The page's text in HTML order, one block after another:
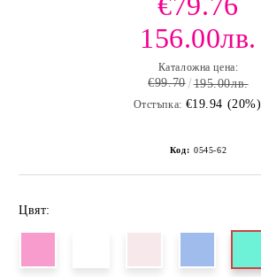
156.00лв.
Каталожна цена:
€99.70 195.00лв.
Отстъпка: €19.94 (20%)
Код: 0545-62
Цвят: